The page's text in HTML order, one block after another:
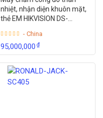
nhiệt, nhận diện khuôn mặt,
thẻ EM HIKVISION DS-
- China
95,000,000₫